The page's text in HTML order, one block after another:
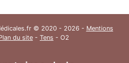
© 2020 - 2026 - Mentions
du site - Tens - O2